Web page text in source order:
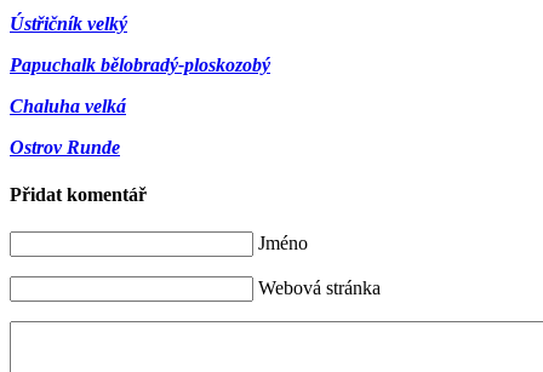
Ústřičník velký
Papuchalk bělobradý-ploskozobý
Chaluha velká
Ostrov Runde
Přidat komentář
Jméno
Webová stránka